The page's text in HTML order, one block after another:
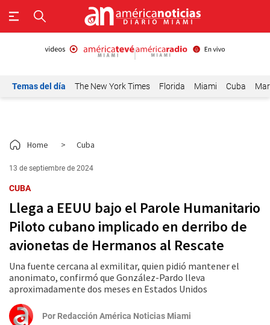
Temas del día The New York Times Florida Miami Cuba
Home > Cuba
13 de septiembre de 2024
CUBA
Llega a EEUU bajo el Parole Humanitario
Piloto cubano implicado en derribo de
avionetas de Hermanos al Rescate
Una fuente cercana al exmilitar, quien pidió mantener el
anonimato, confirmó que González-Pardo lleva
aproximadamente dos meses en Estados Unidos
Por Redacción América Noticias Miami